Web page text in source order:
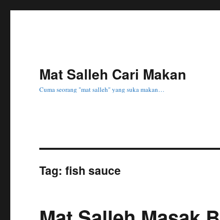
Mat Salleh Cari Makan
Cuma seorang "mat salleh" yang suka makan…
Tag:fish sauce